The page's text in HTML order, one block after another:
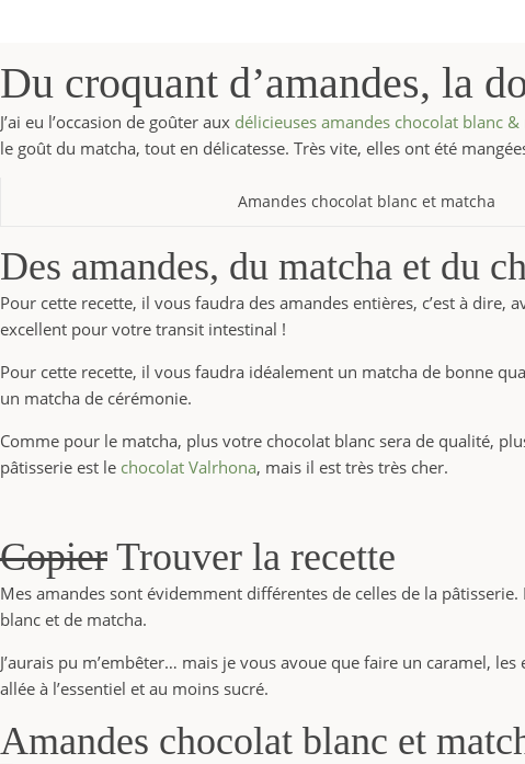
Du croquant d’amandes, la
J’ai eu l’occasion de goûter aux délicieuses amandes chocolat blanc &
le goût du matcha, tout en délicatesse. Très vite, elles ont été
Amandes chocolat blanc et matcha
Des amandes, du matcha et du
Pour cette recette, il vous faudra des amandes entières, c’est à dire,
excellent pour votre transit intestinal !
Pour cette recette, il vous faudra idéalement un matcha de bonne
un matcha de cérémonie.
Comme pour le matcha, plus votre chocolat blanc sera de qualité,
pâtisserie est le chocolat Valrhona, mais il est très très cher.
Copier Trouver la recette
Mes amandes sont évidemment différentes de celles de la
blanc et de matcha.
J’aurais pu m’embêter… mais je vous avoue que faire un caramel,
allée à l’essentiel et au moins sucré.
Amandes chocolat blanc et